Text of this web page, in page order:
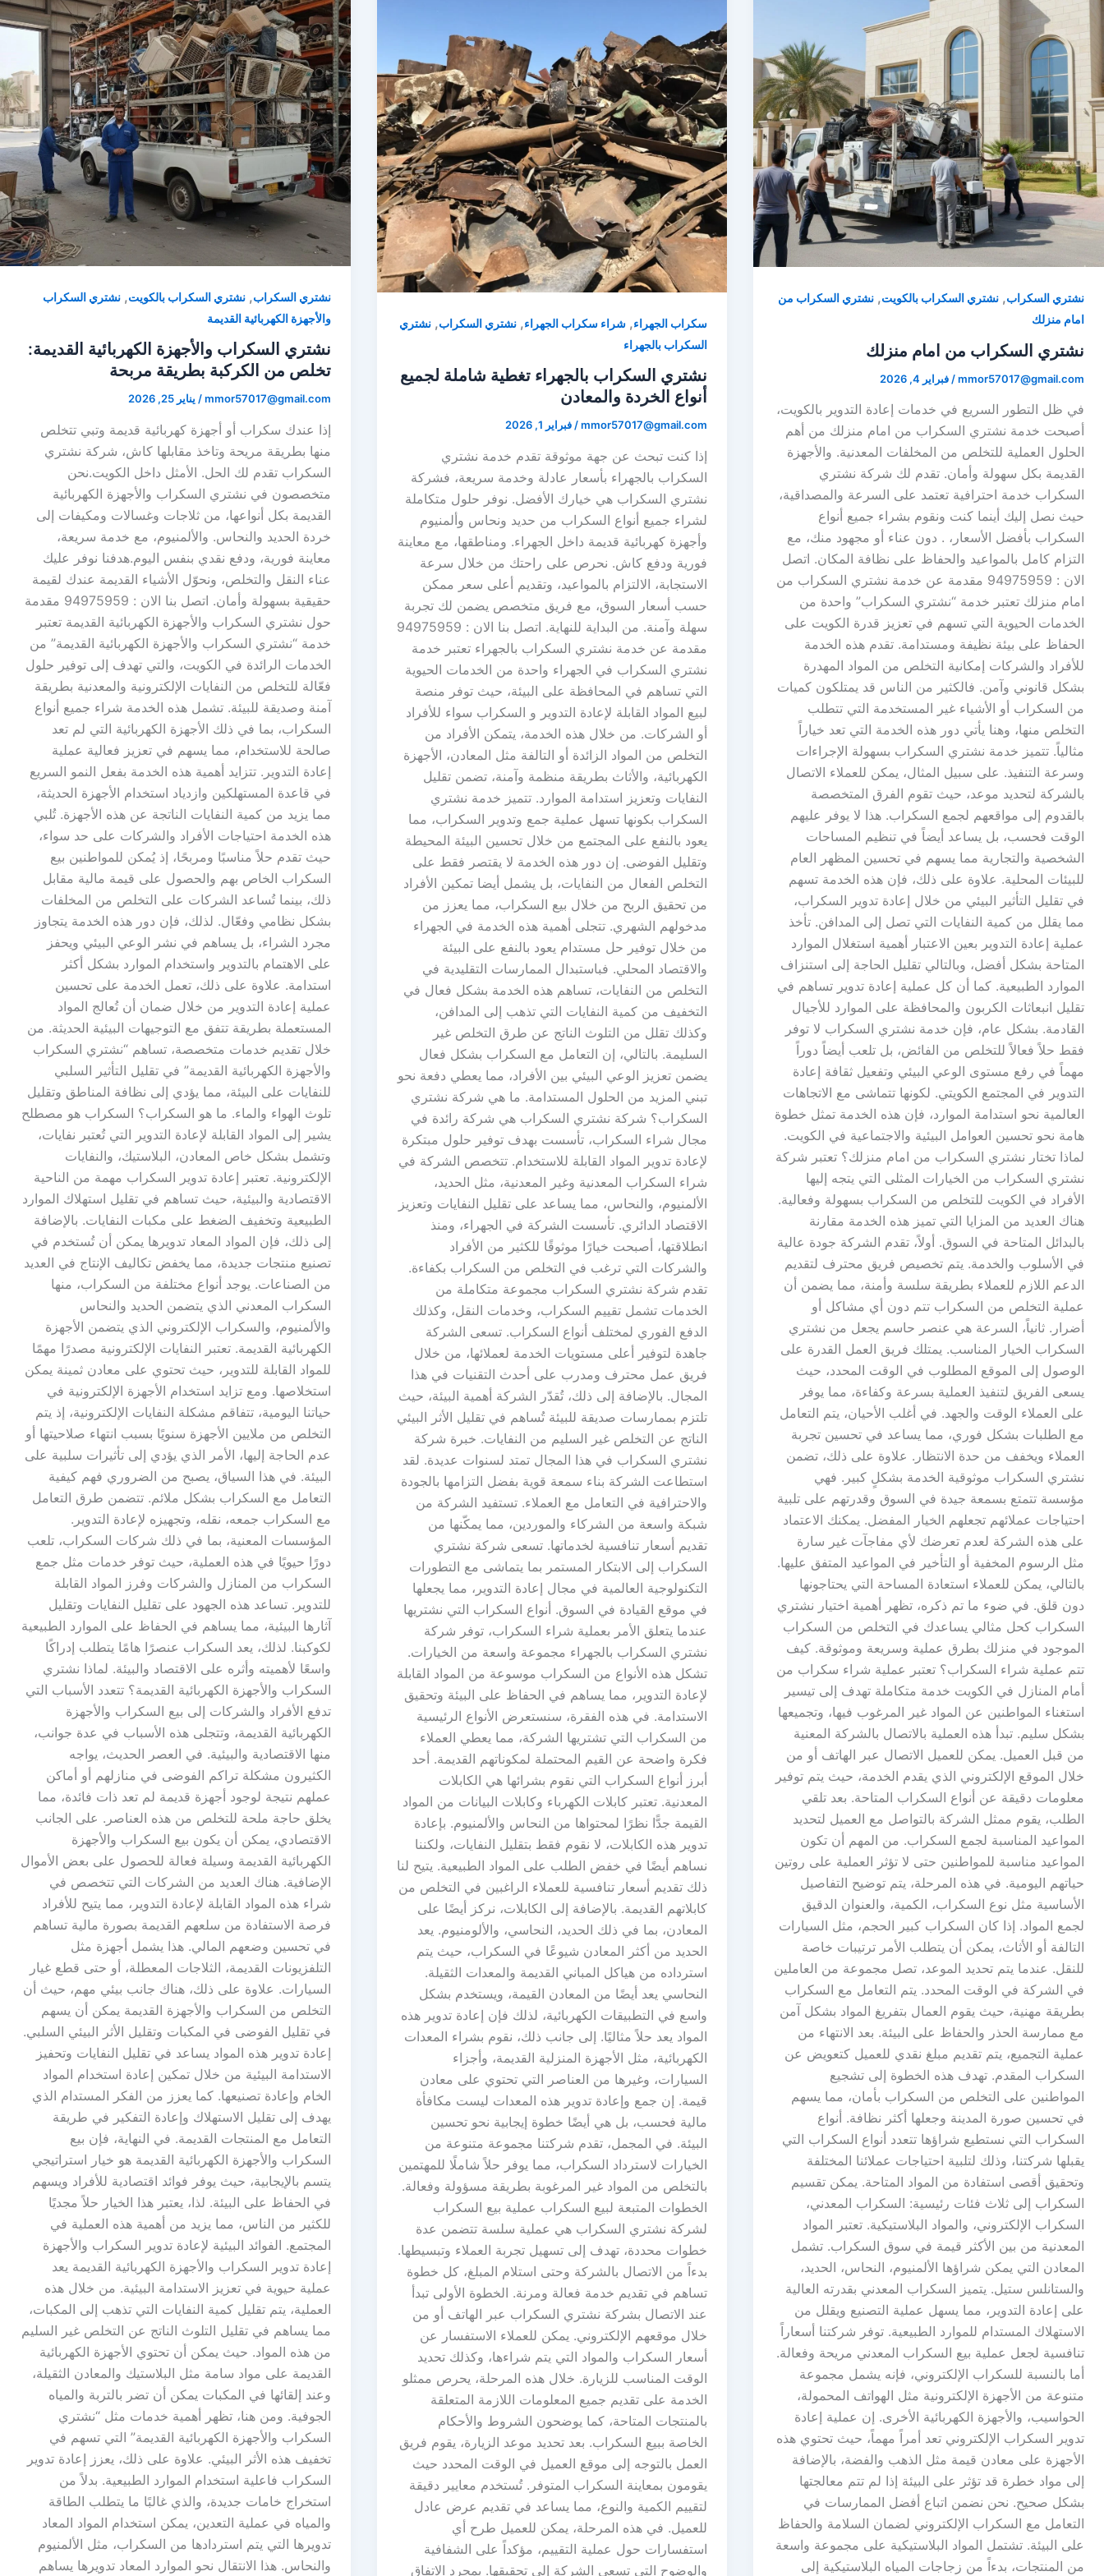
نشتري السكراب, نشتري السكراب بالكويت, نشتري السكراب من
امام منزلك
نشتري السكراب من امام منزلك
mmor57017@gmail.com
/ فبراير 4, 2026
في ظل التطور السريع في خدمات إعادة التدوير بالكويت،
أصبحت خدمة نشتري السكراب من امام منزلك من أهم
الحلول العملية للتخلص من المخلفات المعدنية. والأجهزة
القديمة بكل سهولة وأمان. تقدم لك شركة نشتري
السكراب خدمة احترافية تعتمد على السرعة والمصداقية،
حيث نصل إليك أينما كنت ونقوم بشراء جميع أنواع
السكراب بأفضل الأسعار، . دون عناء أو مجهود منك، مع
التزام كامل بالمواعيد والحفاظ على نظافة المكان. اتصل
الان : 94975959 مقدمة عن خدمة نشتري السكراب من
امام منزلك تعتبر خدمة “نشتري السكراب” واحدة من
الخدمات الحيوية التي تسهم في تعزيز قدرة الكويت على
الحفاظ على بيئة نظيفة ومستدامة. تقدم هذه الخدمة
للأفراد والشركات إمكانية التخلص من المواد المهدرة
بشكل قانوني وآمن. فالكثير من الناس قد يمتلكون كميات
من السكراب أو الأشياء غير المستخدمة التي تتطلب
التخلص منها، وهنا يأتي دور هذه الخدمة التي تعد خياراً
مثالياً. تتميز خدمة نشتري السكراب بسهولة الإجراءات
وسرعة التنفيذ. على سبيل المثال، يمكن للعملاء الاتصال
بالشركة لتحديد موعد، حيث تقوم الفرق المتخصصة
بالقدوم إلى مواقعهم لجمع السكراب. هذا لا يوفر عليهم
الوقت فحسب، بل يساعد أيضاً في تنظيم المساحات
الشخصية والتجارية مما يسهم في تحسين المظهر العام
للبيئات المحلية. علاوة على ذلك، فإن هذه الخدمة تسهم
في تقليل التأثير البيئي من خلال إعادة تدوير السكراب،
مما يقلل من كمية النفايات التي تصل إلى المدافن. تأخذ
عملية إعادة التدوير بعين الاعتبار أهمية استغلال الموارد
المتاحة بشكل أفضل، وبالتالي تقليل الحاجة إلى استنزاف
الموارد الطبيعية. كما أن كل عملية إعادة تدوير تساهم في
تقليل انبعاثات الكربون والمحافظة على الموارد للأجيال
القادمة. بشكل عام، فإن خدمة نشتري السكراب لا توفر
فقط حلاً فعالاً للتخلص من الفائض، بل تلعب أيضاً دوراً
مهماً في رفع مستوى الوعي البيئي وتفعيل ثقافة إعادة
التدوير في المجتمع الكويتي. لكونها تتماشى مع الاتجاهات
العالمية نحو استدامة الموارد، فإن هذه الخدمة تمثل خطوة
هامة نحو تحسين العوامل البيئية والاجتماعية في الكويت.
لماذا تختار نشتري السكراب من امام منزلك؟ تعتبر شركة
نشتري السكراب من الخيارات المثلى التي يتجه إليها
الأفراد في الكويت للتخلص من السكراب بسهولة وفعالية.
هناك العديد من المزايا التي تميز هذه الخدمة مقارنة
بالبدائل المتاحة في السوق. أولاً، تقدم الشركة جودة عالية
في الأسلوب والخدمة. يتم تخصيص فريق محترف لتقديم
الدعم اللازم للعملاء بطريقة سلسة وأمنة، مما يضمن أن
عملية التخلص من السكراب تتم دون أي مشاكل أو
أضرار. ثانياً، السرعة هي عنصر حاسم يجعل من نشتري
السكراب الخيار المناسب. يمتلك فريق العمل القدرة على
الوصول إلى الموقع المطلوب في الوقت المحدد، حيث
يسعى الفريق لتنفيذ العملية بسرعة وكفاءة، مما يوفر
على العملاء الوقت والجهد. في أغلب الأحيان، يتم التعامل
مع الطلبات بشكل فوري، مما يساعد في تحسين تجربة
العملاء ويخفف من حدة الانتظار. علاوة على ذلك، تضمن
نشتري السكراب موثوقية الخدمة بشكلٍ كبير. فهي
مؤسسة تتمتع بسمعة جيدة في السوق وقدرتهم على تلبية
احتياجات عملائهم تجعلهم الخيار المفضل. يمكنك الاعتماد
على هذه الشركة لعدم تعرضك لأي مفاجآت غير سارة
مثل الرسوم المخفية أو التأخير في المواعيد المتفق عليها.
بالتالي، يمكن للعملاء استعادة المساحة التي يحتاجونها
دون قلق. في ضوء ما تم ذكره، تظهر أهمية اختيار نشتري
السكراب كحل مثالي يساعدك في التخلص من السكراب
الموجود في منزلك بطرق عملية وسريعة وموثوقة. كيف
تتم عملية شراء السكراب؟ تعتبر عملية شراء سكراب من
أمام المنازل في الكويت خدمة متكاملة تهدف إلى تيسير
استغناء المواطنين عن المواد غير المرغوب فيها، وتجميعها
بشكل سليم. تبدأ هذه العملية بالاتصال بالشركة المعنية
من قبل العميل. يمكن للعميل الاتصال عبر الهاتف أو من
خلال الموقع الإلكتروني الذي يقدم الخدمة، حيث يتم توفير
معلومات دقيقة عن أنواع السكراب المتاحة. بعد تلقي
الطلب، يقوم ممثل الشركة بالتواصل مع العميل لتحديد
المواعيد المناسبة لجمع السكراب. من المهم أن تكون
المواعيد مناسبة للمواطنين حتى لا تؤثر العملية على روتين
حياتهم اليومية. في هذه المرحلة، يتم توضيح التفاصيل
الأساسية مثل نوع السكراب، الكمية، والعنوان الدقيق
لجمع المواد. إذا كان السكراب كبير الحجم، مثل السيارات
التالفة أو الأثاث، يمكن أن يتطلب الأمر ترتيبات خاصة
للنقل. عندما يتم تحديد الموعد، تصل مجموعة من العاملين
في الشركة في الوقت المحدد. يتم التعامل مع السكراب
بطريقة مهنية، حيث يقوم العمال بتفريغ المواد بشكل آمن
مع ممارسة الحذر والحفاظ على البيئة. بعد الانتهاء من
عملية التجميع، يتم تقديم مبلغ نقدي للعميل كتعويض عن
السكراب المقدم. تهدف هذه الخطوة إلى تشجيع
المواطنين على التخلص من السكراب بأمان، مما يسهم
في تحسين صورة المدينة وجعلها أكثر نظافة. أنواع
السكراب التي نستطيع شراؤها تتعدد أنواع السكراب التي
يقبلها شركتنا، وذلك لتلبية احتياجات عملائنا المختلفة
وتحقيق أقصى استفادة من المواد المتاحة. يمكن تقسيم
السكراب إلى ثلاث فئات رئيسية: السكراب المعدني،
السكراب الإلكتروني، والمواد البلاستيكية. تعتبر المواد
المعدنية من بين الأكثر قيمة في سوق السكراب. تشمل
المعادن التي يمكن شراؤها الألمنيوم، النحاس، الحديد،
والستانلس ستيل. يتميز السكراب المعدني بقدرته العالية
على إعادة التدوير، مما يسهل عملية التصنيع ويقلل من
الاستهلاك المستدام للموارد الطبيعية. توفر شركتنا أسعاراً
تنافسية لجعل عملية بيع السكراب المعدني مريحة وفعالة.
أما بالنسبة للسكراب الإلكتروني، فإنه يشمل مجموعة
متنوعة من الأجهزة الإلكترونية مثل الهواتف المحمولة،
الحواسيب، والأجهزة الكهربائية الأخرى. إن عملية إعادة
تدوير السكراب الإلكتروني تعد أمراً مهماً، حيث تحتوي هذه
الأجهزة على معادن قيمة مثل الذهب والفضة، بالإضافة
إلى مواد خطرة قد تؤثر على البيئة إذا لم تتم معالجتها
بشكل صحيح. نحن نضمن اتباع أفضل الممارسات في
التعامل مع السكراب الإلكتروني لضمان السلامة والحفاظ
على البيئة. تشتمل المواد البلاستيكية على مجموعة واسعة
من المنتجات، بدءاً من زجاجات المياه البلاستيكية إلى
سكراب الجهراء, شراء سكراب الجهراء, نشتري السكراب, نشتري
السكراب بالجهراء
نشتري السكراب بالجهراء تغطية شاملة لجميع
أنواع الخردة والمعادن
mmor57017@gmail.com
/فبراير 1, 2026
إذا كنت تبحث عن جهة موثوقة تقدم خدمة نشتري
السكراب بالجهراء بأسعار عادلة وخدمة سريعة، فشركة
نشتري السكراب هي خيارك الأفضل. نوفر حلول متكاملة
لشراء جميع أنواع السكراب من حديد ونحاس وألمنيوم
وأجهزة كهربائية قديمة داخل الجهراء. ومناطقها، مع معاينة
فورية ودفع كاش. نحرص على راحتك من خلال سرعة
الاستجابة، الالتزام بالمواعيد، وتقديم أعلى سعر ممكن
حسب أسعار السوق، مع فريق متخصص يضمن لك تجربة
سهلة وآمنة. من البداية للنهاية. اتصل بنا الان : 94975959
مقدمة عن خدمة نشتري السكراب بالجهراء تعتبر خدمة
نشتري السكراب في الجهراء واحدة من الخدمات الحيوية
التي تساهم في المحافظة على البيئة، حيث توفر منصة
لبيع المواد القابلة لإعادة التدوير و السكراب سواء للأفراد
أو الشركات. من خلال هذه الخدمة، يتمكن الأفراد من
التخلص من المواد الزائدة أو التالفة مثل المعادن، الأجهزة
الكهربائية، والأثاث بطريقة منظمة وآمنة، تضمن تقليل
النفايات وتعزيز استدامة الموارد. تتميز خدمة نشتري
السكراب بكونها تسهل عملية جمع وتدوير السكراب، مما
يعود بالنفع على المجتمع من خلال تحسين البيئة المحيطة
وتقليل الفوضى. إن دور هذه الخدمة لا يقتصر فقط على
التخلص الفعال من النفايات، بل يشمل أيضا تمكين الأفراد
من تحقيق الربح من خلال بيع السكراب، مما يعزز من
مدخولهم الشهري. تتجلى أهمية هذه الخدمة في الجهراء
من خلال توفير حل مستدام يعود بالنفع على البيئة
والاقتصاد المحلي. فباستبدال الممارسات التقليدية في
التخلص من النفايات، تساهم هذه الخدمة بشكل فعال في
التخفيف من كمية النفايات التي تذهب إلى المدافن،
وكذلك تقلل من التلوث الناتج عن طرق التخلص غير
السليمة. بالتالي، إن التعامل مع السكراب بشكل فعال
يضمن تعزيز الوعي البيئي بين الأفراد، مما يعطي دفعة نحو
تبني المزيد من الحلول المستدامة. ما هي شركة نشتري
السكراب؟ شركة نشتري السكراب هي شركة رائدة في
مجال شراء السكراب، تأسست بهدف توفير حلول مبتكرة
لإعادة تدوير المواد القابلة للاستخدام. تتخصص الشركة في
شراء السكراب المعدنية وغير المعدنية، مثل الحديد،
الألمنيوم، والنحاس، مما يساعد على تقليل النفايات وتعزيز
الاقتصاد الدائري. تأسست الشركة في الجهراء، ومنذ
انطلاقتها، أصبحت خيارًا موثوقًا للكثير من الأفراد
والشركات التي ترغب في التخلص من السكراب بكفاءة.
تقدم شركة نشتري السكراب مجموعة متكاملة من
الخدمات تشمل تقييم السكراب، وخدمات النقل، وكذلك
الدفع الفوري لمختلف أنواع السكراب. تسعى الشركة
جاهدة لتوفير أعلى مستويات الخدمة لعملائها، من خلال
فريق عمل محترف ومدرب على أحدث التقنيات في هذا
المجال. بالإضافة إلى ذلك، تُقدّر الشركة أهمية البيئة، حيث
تلتزم بممارسات صديقة للبيئة تُساهم في تقليل الأثر البيئي
الناتج عن التخلص غير السليم من النفايات. خبرة شركة
نشتري السكراب في هذا المجال تمتد لسنوات عديدة. لقد
استطاعت الشركة بناء سمعة قوية بفضل التزامها بالجودة
والاحترافية في التعامل مع العملاء. تستفيد الشركة من
شبكة واسعة من الشركاء والموردين، مما يمكّنها من
تقديم أسعار تنافسية لخدماتها. تسعى شركة نشتري
السكراب إلى الابتكار المستمر بما يتماشى مع التطورات
التكنولوجية العالمية في مجال إعادة التدوير، مما يجعلها
في موقع القيادة في السوق. أنواع السكراب التي نشتريها
عندما يتعلق الأمر بعملية شراء السكراب، توفر شركة
نشتري السكراب بالجهراء مجموعة واسعة من الخيارات.
تشكل هذه الأنواع من السكراب موسوعة من المواد القابلة
لإعادة التدوير، مما يساهم في الحفاظ على البيئة وتحقيق
الاستدامة. في هذه الفقرة، سنستعرض الأنواع الرئيسية
من السكراب التي تشتريها الشركة، مما يعطي العملاء
فكرة واضحة عن القيم المحتملة لمكوناتهم القديمة. أحد
أبرز أنواع السكراب التي نقوم بشرائها هي الكابلات
المعدنية. تعتبر كابلات الكهرباء وكابلات البيانات من المواد
القيمة جدًّا نظرًا لمحتواها من النحاس والألمنيوم. بإعادة
تدوير هذه الكابلات، لا نقوم فقط بتقليل النفايات، ولكننا
نساهم أيضًا في خفض الطلب على المواد الطبيعية. يتيح لنا
ذلك تقديم أسعار تنافسية للعملاء الراغبين في التخلص من
كابلاتهم القديمة. بالإضافة إلى الكابلات، نركز أيضًا على
المعادن، بما في ذلك الحديد، النحاسي، والألومنيوم. يعد
الحديد من أكثر المعادن شيوعًا في السكراب، حيث يتم
استرداده من هياكل المباني القديمة والمعدات الثقيلة.
النحاسي يعد أيضًا من المعادن القيمة، ويستخدم بشكل
واسع في التطبيقات الكهربائية، لذلك فإن إعادة تدوير هذه
المواد يعد حلاً مثاليًا. إلى جانب ذلك، نقوم بشراء المعدات
الكهربائية، مثل الأجهزة المنزلية القديمة، وأجزاء
السيارات، وغيرها من العناصر التي تحتوي على معادن
قيمة. إن جمع وإعادة تدوير هذه المعدات ليست مكافأة
مالية فحسب، بل هي أيضًا خطوة إيجابية نحو تحسين
البيئة. في المجمل، تقدم شركتنا مجموعة متنوعة من
الخيارات لاسترداد السكراب، مما يوفر حلاً شاملًا للمهتمين
بالتخلص من المواد غير المرغوبة بطريقة مسؤولة وفعالة.
الخطوات المتبعة لبيع السكراب عملية بيع السكراب
لشركة نشتري السكراب هي عملية سلسة تتضمن عدة
خطوات محددة، تهدف إلى تسهيل تجربة العملاء وتبسيطها.
بدءاً من الاتصال بالشركة وحتى استلام المبلغ، كل خطوة
تساهم في تقديم خدمة فعالة ومرنة. الخطوة الأولى تبدأ
عند الاتصال بشركة نشتري السكراب عبر الهاتف أو من
خلال موقعهم الإلكتروني. يمكن للعملاء الاستفسار عن
أسعار السكراب والمواد التي يتم شراءها، وكذلك تحديد
الوقت المناسب للزيارة. خلال هذه المرحلة، يحرص ممثلو
الخدمة على تقديم جميع المعلومات اللازمة المتعلقة
بالمنتجات المتاحة، كما يوضحون الشروط والأحكام
الخاصة ببيع السكراب. بعد تحديد موعد الزيارة، يقوم فريق
العمل بالتوجه إلى موقع العميل في الوقت المحدد حيث
يقومون بمعاينة السكراب المتوفر. تُستخدم معايير دقيقة
لتقييم الكمية والنوع، مما يساعد في تقديم عرض عادل
للعميل. في هذه المرحلة، يمكن للعميل طرح أي
استفسارات حول عملية التقييم، مؤكداً على الشفافية
والوضوح التي تسعى الشركة إلى تحقيقها. بمجرد الاتفاق
نشتري السكراب,نشتري السكراب بالكويت,نشتري السكراب
والأجهزة الكهربائية القديمة
نشتري السكراب والأجهزة الكهربائية القديمة:
تخلص من الكركبة بطريقة مربحة
mmor57017@gmail.com
/ يناير 25, 2026
إذا عندك سكراب أو أجهزة كهربائية قديمة وتبي تتخلص
منها بطريقة مريحة وتاخذ مقابلها كاش، شركة نشتري
السكراب تقدم لك الحل. الأمثل داخل الكويت.نحن
متخصصون في نشتري السكراب والأجهزة الكهربائية
القديمة بكل أنواعها، من ثلاجات وغسالات ومكيفات إلى
خردة الحديد والنحاس. والألمنيوم، مع خدمة سريعة،
معاينة فورية، ودفع نقدي بنفس اليوم.هدفنا نوفر عليك
عناء النقل والتخلص، ونحوّل الأشياء القديمة عندك لقيمة
حقيقية بسهولة وأمان. اتصل بنا الان : 94975959 مقدمة
حول نشتري السكراب والأجهزة الكهربائية القديمة تعتبر
خدمة “نشتري السكراب والأجهزة الكهربائية القديمة” من
الخدمات الرائدة في الكويت، والتي تهدف إلى توفير حلول
فعّالة للتخلص من النفايات الإلكترونية والمعدنية بطريقة
آمنة وصديقة للبيئة. تشمل هذه الخدمة شراء جميع أنواع
السكراب، بما في ذلك الأجهزة الكهربائية التي لم تعد
صالحة للاستخدام، مما يسهم في تعزيز فعالية عملية
إعادة التدوير. تتزايد أهمية هذه الخدمة بفعل النمو السريع
في قاعدة المستهلكين وازدياد استخدام الأجهزة الحديثة،
مما يزيد من كمية النفايات الناتجة عن هذه الأجهزة. تُلبي
هذه الخدمة احتياجات الأفراد والشركات على حد سواء،
حيث تقدم حلاً مناسبًا ومربحًا، إذ يُمكن للمواطنين بيع
السكراب الخاص بهم والحصول على قيمة مالية مقابل
ذلك، بينما تُساعد الشركات على التخلص من المخلفات
بشكل نظامي وفعّال. لذلك، فإن دور هذه الخدمة يتجاوز
مجرد الشراء، بل يساهم في نشر الوعي البيئي ويحفز
على الاهتمام بالتدوير واستخدام الموارد بشكل أكثر
استدامة. علاوة على ذلك، تعمل الخدمة على تحسين
عملية إعادة التدوير من خلال ضمان أن تُعالج المواد
المستعملة بطريقة تتفق مع التوجيهات البيئية الحديثة. من
خلال تقديم خدمات متخصصة، تساهم “نشتري السكراب
والأجهزة الكهربائية القديمة” في تقليل التأثير السلبي
للنفايات على البيئة، مما يؤدي إلى نظافة المناطق وتقليل
تلوث الهواء والماء. ما هو السكراب؟ السكراب هو مصطلح
يشير إلى المواد القابلة لإعادة التدوير التي تُعتبر نفايات،
وتشمل بشكل خاص المعادن، البلاستيك، والنفايات
الإلكترونية. تعتبر إعادة تدوير السكراب مهمة من الناحية
الاقتصادية والبيئية، حيث تساهم في تقليل استهلاك الموارد
الطبيعية وتخفيف الضغط على مكبات النفايات. بالإضافة
إلى ذلك، فإن المواد المعاد تدويرها يمكن أن تُستخدم في
تصنيع منتجات جديدة، مما يخفض تكاليف الإنتاج في العديد
من الصناعات. يوجد أنواع مختلفة من السكراب، منها
السكراب المعدني الذي يتضمن الحديد والنحاس
والألمنيوم، والسكراب الإلكتروني الذي يتضمن الأجهزة
الكهربائية القديمة. تعتبر النفايات الإلكترونية مصدرًا مهمًا
للمواد القابلة للتدوير، حيث تحتوي على معادن ثمينة يمكن
استخلاصها. ومع تزايد استخدام الأجهزة الإلكترونية في
حياتنا اليومية، تتفاقم مشكلة النفايات الإلكترونية، إذ يتم
التخلص من ملايين الأجهزة سنويًا بسبب انتهاء صلاحيتها أو
عدم الحاجة إليها، الأمر الذي يؤدي إلى تأثيرات سلبية على
البيئة. في هذا السياق، يصبح من الضروري فهم كيفية
التعامل مع السكراب بشكل ملائم. تتضمن طرق التعامل
مع السكراب جمعه، نقله، وتجهيزه لإعادة التدوير.
المؤسسات المعنية، بما في ذلك شركات السكراب، تلعب
دورًا حيويًا في هذه العملية، حيث توفر خدمات مثل جمع
السكراب من المنازل والشركات وفرز المواد القابلة
للتدوير. تساعد هذه الجهود على تقليل النفايات وتقليل
آثارها البيئية، مما يساهم في الحفاظ على الموارد الطبيعية
لكوكبنا. لذلك، يعد السكراب عنصرًا هامًا يتطلب إدراكًا
واسعًا لأهميته وأثره على الاقتصاد والبيئة. لماذا نشتري
السكراب والأجهزة الكهربائية القديمة؟ تتعدد الأسباب التي
تدفع الأفراد والشركات إلى بيع السكراب والأجهزة
الكهربائية القديمة، وتتجلى هذه الأسباب في عدة جوانب،
منها الاقتصادية والبيئية. في العصر الحديث، يواجه
الكثيرون مشكلة تراكم الفوضى في منازلهم أو أماكن
عملهم نتيجة لوجود أجهزة قديمة لم تعد ذات فائدة، مما
يخلق حاجة ملحة للتخلص من هذه العناصر. على الجانب
الاقتصادي، يمكن أن يكون بيع السكراب والأجهزة
الكهربائية القديمة وسيلة فعالة للحصول على بعض الأموال
الإضافية. هناك العديد من الشركات التي تتخصص في
شراء هذه المواد القابلة لإعادة التدوير، مما يتيح للأفراد
فرصة الاستفادة من سلعهم القديمة بصورة مالية تساهم
في تحسين وضعهم المالي. هذا يشمل أجهزة مثل
التلفزيونات القديمة، الثلاجات المعطلة، أو حتى قطع غيار
السيارات. علاوة على ذلك، هناك جانب بيئي مهم، حيث أن
التخلص من السكراب والأجهزة القديمة يمكن أن يسهم
في تقليل الفوضى في المكبات وتقليل الأثر البيئي السلبي.
إعادة تدوير هذه المواد يساعد في تقليل النفايات وتحفيز
الاستدامة البيئية من خلال تمكين إعادة استخدام المواد
الخام وإعادة تصنيعها. كما يعزز من الفكر المستدام الذي
يهدف إلى تقليل الاستهلاك وإعادة التفكير في طريقة
التعامل مع المنتجات القديمة. في النهاية، فإن بيع
السكراب والأجهزة الكهربائية القديمة هو خيار استراتيجي
يتسم بالإيجابية، حيث يوفر فوائد اقتصادية للأفراد ويسهم
في الحفاظ على البيئة. لذا، يعتبر هذا الخيار حلاً مجديًا
للكثير من الناس، مما يزيد من أهمية هذه العملية في
المجتمع. الفوائد البيئية لإعادة تدوير السكراب والأجهزة
إعادة تدوير السكراب والأجهزة الكهربائية القديمة يعد
عملية حيوية في تعزيز الاستدامة البيئية. من خلال هذه
العملية، يتم تقليل كمية النفايات التي تذهب إلى المكبات،
مما يساهم في تقليل التلوث الناتج عن التخلص غير السليم
من هذه المواد. حيث يمكن أن تحتوي الأجهزة الكهربائية
القديمة على مواد سامة مثل البلاستيك والمعادن الثقيلة،
وعند إلقائها في المكبات يمكن أن تضر بالتربة والمياه
الجوفية. ومن هنا، تظهر أهمية خدمات مثل “نشتري
السكراب والأجهزة الكهربائية القديمة” التي تسهم في
تخفيف هذه الأثر البيئي. علاوة على ذلك، يعزز إعادة تدوير
السكراب فاعلية استخدام الموارد الطبيعية. بدلاً من
استخراج خامات جديدة، والذي غالبًا ما يتطلب الطاقة
والمياه في عملية التعدين، يمكن استخدام المواد المعاد
تدويرها التي يتم استردادها من السكراب، مثل الألمنيوم
والنحاس. هذا الانتقال نحو الموارد المعاد تدويرها يساهم